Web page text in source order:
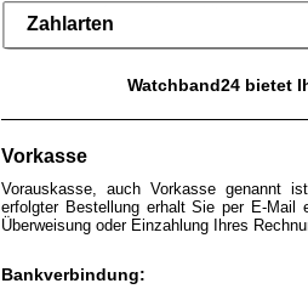
Zahlarten
Watchband24 bietet
Vorkasse
Vorauskasse, auch Vorkasse genannt
erfolgter Bestellung erhalt Sie per E-Mail
Überweisung oder Einzahlung Ihres
Bankverbindung: